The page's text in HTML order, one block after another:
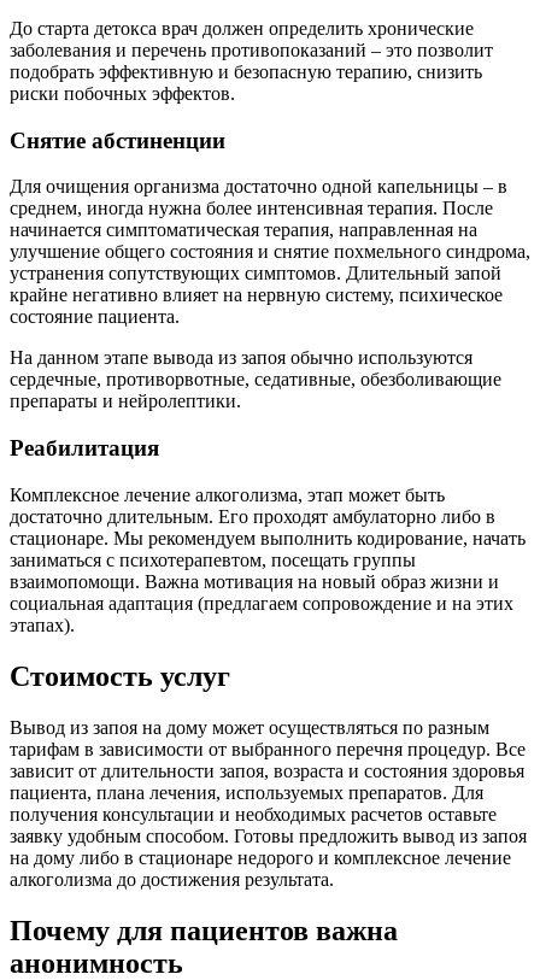
До старта детокса врач должен определить хронические
заболевания и перечень противопоказаний – это позволит
подобрать эффективную и безопасную терапию, снизить
риски побочных эффектов.
Снятие абстиненции
Для очищения организма достаточно одной капельницы – в
среднем, иногда нужна более интенсивная терапия. После
начинается симптоматическая терапия, направленная на
улучшение общего состояния и снятие похмельного синдрома,
устранения сопутствующих симптомов. Длительный запой
крайне негативно влияет на нервную систему, психическое
состояние пациента.
На данном этапе вывода из запоя обычно используются
сердечные, противорвотные, седативные, обезболивающие
препараты и нейролептики.
Реабилитация
Комплексное лечение алкоголизма, этап может быть
достаточно длительным. Его проходят амбулаторно либо в
стационаре. Мы рекомендуем выполнить кодирование, начать
заниматься с психотерапевтом, посещать группы
взаимопомощи. Важна мотивация на новый образ жизни и
социальная адаптация (предлагаем сопровождение и на этих
этапах).
Стоимость услуг
Вывод из запоя на дому может осуществляться по разным
тарифам в зависимости от выбранного перечня процедур. Все
зависит от длительности запоя, возраста и состояния здоровья
пациента, плана лечения, используемых препаратов. Для
получения консультации и необходимых расчетов оставьте
заявку удобным способом. Готовы предложить вывод из запоя
на дому либо в стационаре недорого и комплексное лечение
алкоголизма до достижения результата.
Почему для пациентов важна
анонимность